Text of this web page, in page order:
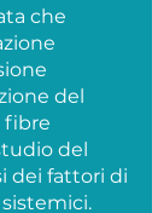
che
del
fibre
del
dei fattori di